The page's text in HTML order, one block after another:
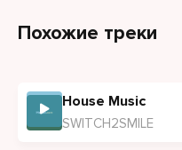
Похожие треки
House Music
SWITCH2SMILE